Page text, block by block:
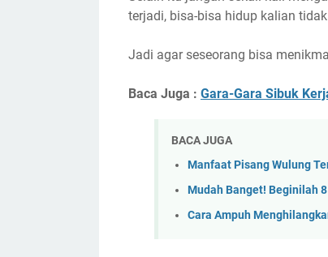
terjadi, bisa-bisa hidup kalian
Jadi agar seseorang bisa
Baca Juga : Gara-Gara Sibuk
BACA JUGA
Manfaat Pisang Wulung
Mudah Banget! Beginilah
Cara Ampuh